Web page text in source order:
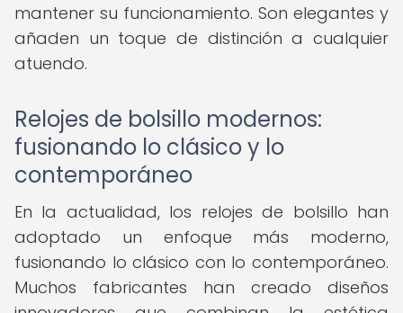
mantener su funcionamiento. Son elegantes y
añaden un toque de distinción a cualquier
atuendo.
Relojes de bolsillo modernos:
fusionando lo clásico y lo
contemporáneo
En la actualidad, los relojes de bolsillo han
adoptado un enfoque más moderno,
fusionando lo clásico con lo contemporáneo.
Muchos fabricantes han creado diseños